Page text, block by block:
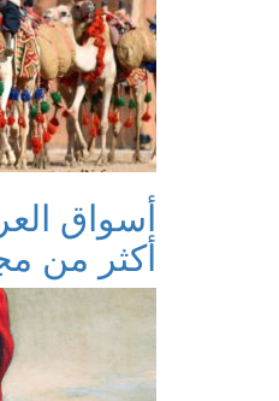
أسواق
أكثر من